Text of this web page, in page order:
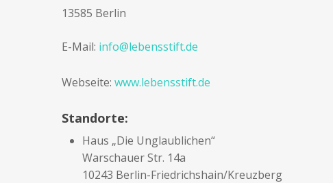
13585 Berlin
E-Mail: info@lebensstift.de
Webseite: www.lebensstift.de
Standorte:
Haus „Die Unglaublichen“
Warschauer Str. 14a
10243 Berlin-Friedrichshain/Kreuzberg